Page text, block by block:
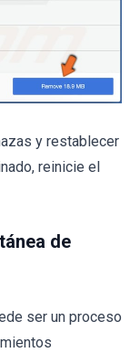
y restablecer
reinicie el
de
ser un proceso